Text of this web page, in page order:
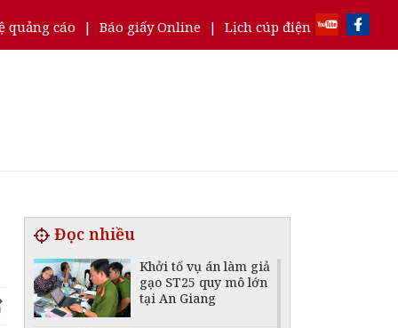
quảng cáo | Báo giấy Online | Lịch cúp điện
Đọc nhiều
Khởi tố vụ án làm giả
gạo ST25 quy mô lớn
tại An Giang